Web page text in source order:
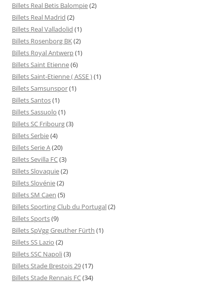
Billets Real Betis Balompie(2)
Billets Real Madrid (2)
Billets Real Valladolid (1)
Billets Rosenborg BK(2)
Billets Royal Antwerp(1)
Billets Saint Etienne(6)
Billets Saint-Etienne ( ASSE )(1)
Billets Samsunspor(1)
Billets Santos(1)
Billets Sassuolo (1)
Billets SC Fribourg(3)
Billets Serbie(4)
Billets Serie A(20)
Billets Sevilla FC(3)
Billets Slovaquie(2)
Billets Slovénie(2)
Billets SM Caen (5)
Billets Sporting Club du Portugal(2)
Billets Sports(9)
Billets SpVgg Greuther Fürth (1)
Billets SS Lazio (2)
Billets SSC Napoli(3)
Billets Stade Brestois 29(17)
Billets Stade Rennais FC(34)